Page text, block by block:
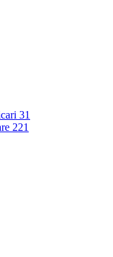
31
221